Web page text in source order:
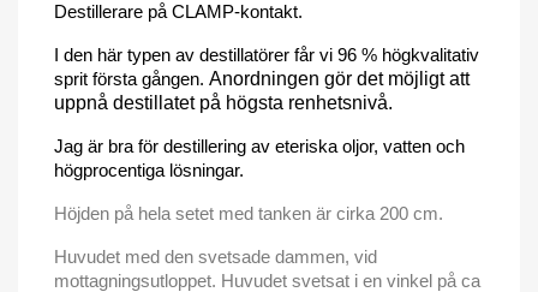
Destillerare på CLAMP-kontakt.
I den här typen av destillatörer får vi 96 % högkvalitativ
sprit första gången. Anordningen gör det möjligt att
uppnå destillatet på högsta renhetsnivå.
Jag är bra för destillering av eteriska oljor, vatten och
högprocentiga lösningar.
Höjden på hela setet med tanken är cirka 200 cm.
Huvudet med den svetsade dammen, vid
mottagningsutloppet. Huvudet svetsat i en vinkel på ca